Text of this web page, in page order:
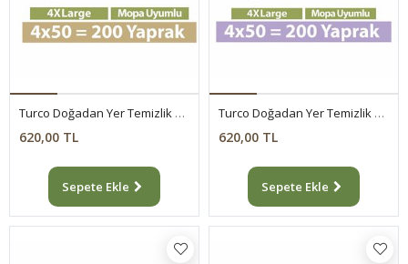
Turco Doğadan Yer Temizlik Havlusu Yeşil Sabun 4x50(200 Yaprak)
620,00 TL
Sepete Ekle
Turco Doğadan Yer Temizlik Havlusu Lavanta 4x50(200 Yaprak)
620,00 TL
Sepete Ekle